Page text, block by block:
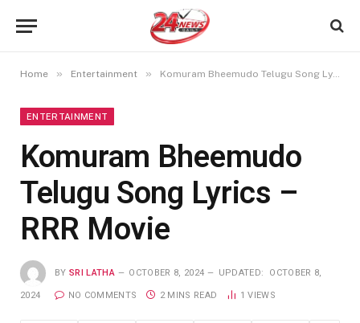
Home » Entertainment » Komuram Bheemudo Telugu Song Lyrics – RRR Movie
ENTERTAINMENT
Komuram Bheemudo
Telugu Song Lyrics –
RRR Movie
BY SRI LATHA OCTOBER 8, 2024 UPDATED: OCTOBER 8,
2024 NO COMMENTS 2 MINS READ 1VIEWS